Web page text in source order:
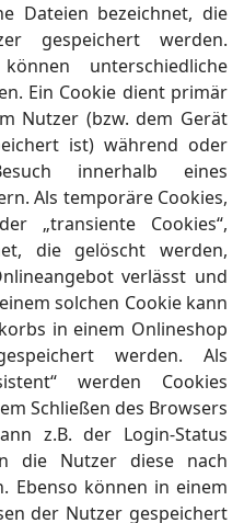
Dateien bezeichnet, die
gespeichert werden.
unterschiedliche
Ein Cookie dient primär
Nutzer (bzw. dem Gerät
ist) während oder
innerhalb eines
Als temporäre Cookies,
„transiente Cookies“,
die gelöscht werden,
verlässt und
solchen Cookie kann
in einem Onlineshop
werden. Als
werden Cookies
Schließen des Browsers
z.B. der Login-Status
die Nutzer diese nach
Ebenso können in einem
der Nutzer gespeichert